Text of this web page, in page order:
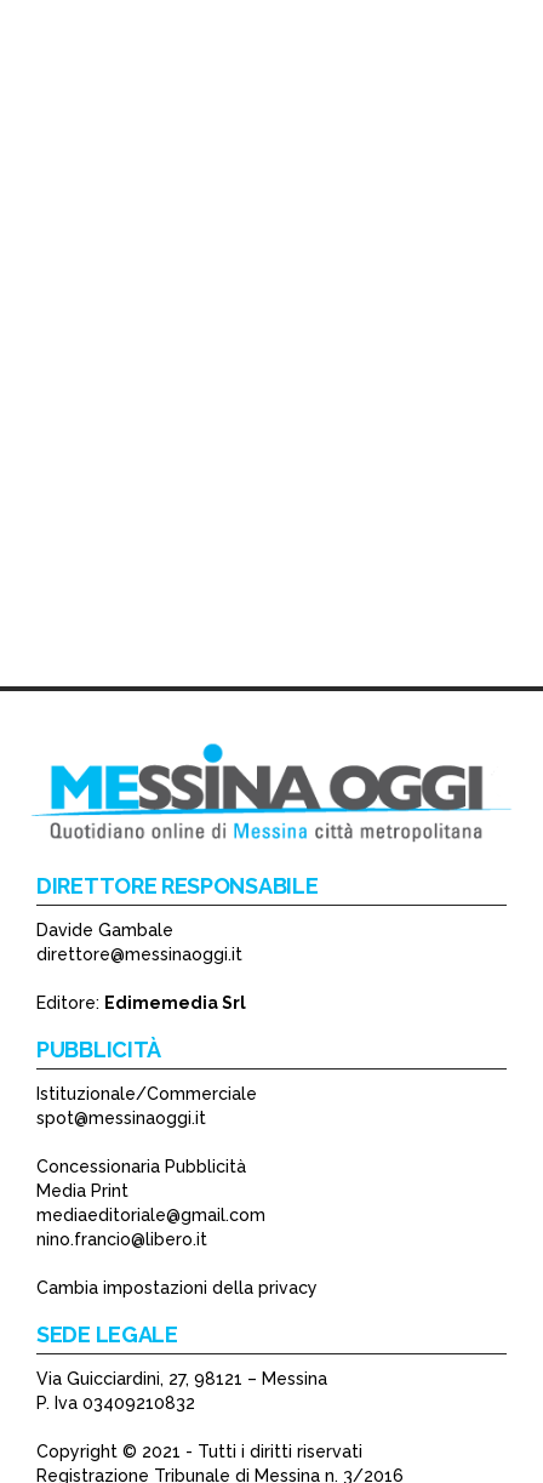
DIRETTORE RESPONSABILE
Davide Gambale
direttore@messinaoggi.it
Editore: Edimemedia Srl
PUBBLICITÀ
Istituzionale/Commerciale
spot@messinaoggi.it
Concessionaria Pubblicità
Media Print
mediaeditoriale@gmail.com
nino.francio@libero.it
Cambia impostazioni della privacy
SEDE LEGALE
Via Guicciardini, 27, 98121 – Messina
P. Iva 03409210832
Copyright © 2021 - Tutti i diritti riservati
Registrazione Tribunale di Messina n. 3/2016